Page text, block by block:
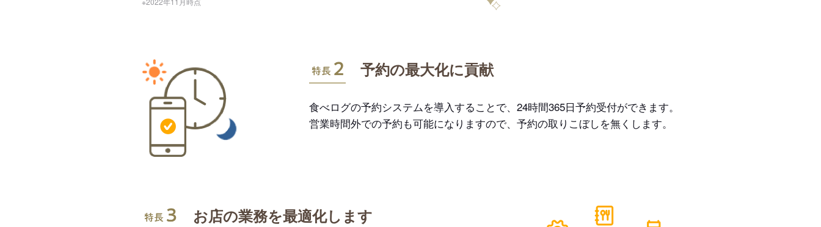
特長2
予約の最大化に貢献
食べログの予約システムを導入することで、24時間365日予約受付ができます。
営業時間外での予約も可能になりますので、予約の取りこぼしを無くします。
特長3
お店の業務を最適化します